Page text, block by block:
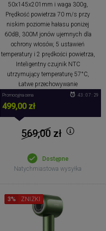
50x145x201mm i waga 300g,
Prędkość powietrza 70 m/s przy
niskim poziomie hałasu poniżej
60dB, 300M jonów ujemnych dla
ochrony włosów, 5 ustawień
temperatury i 2 prędkości powietrza,
Inteligentny czujnik NTC
utrzymujący temperaturę 57°C,
Łatwe przechowywanie
Promocyjna cena
499,00 zł
43 : 07 : 28
569,00zł
Dostępne
Natychmiastowa wysyłka
3% ZNIŻKI